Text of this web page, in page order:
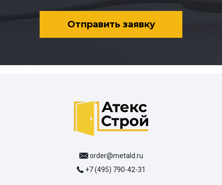
Отправить заявку
order@metald.ru
+7 (495) 790-42-31